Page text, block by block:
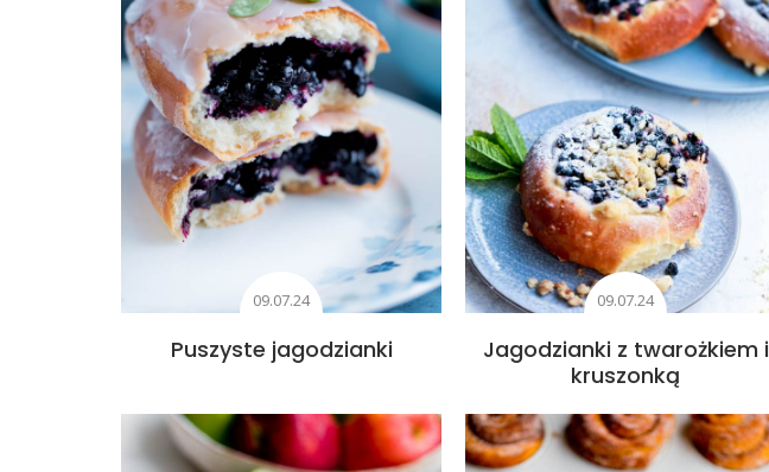
09.07.24
Puszyste jagodzianki
09.07.24
Jagodzianki z twarożkiem i
kruszonką